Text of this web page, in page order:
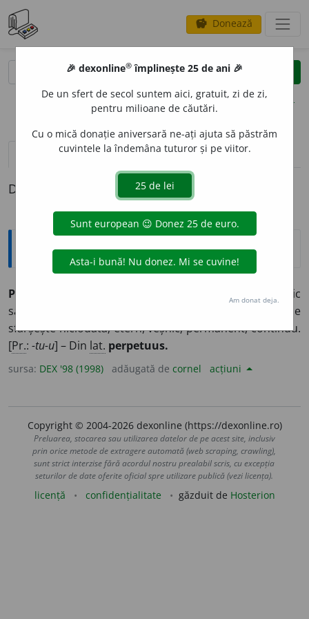
savings Donează
clear
opțiuni
definiții (1) pronunțievolume_up (1)
Definiția cu ID-ul 31538:
Explicative DEX
PERP
Care durează veșnic
sau vreme îndelungată, care nu încetează, nu se
sfârșește niciodată; etern, veșnic; permanent, continuu.
[Pr.: -tu-u] – Din lat. perpetuus.
sursa: DEX '98 (1998) adăugată de cornel acțiuni
Copyright © 2004-2026 dexonline (https://dexonline.ro)
Preluarea, stocarea sau utilizarea datelor de pe acest site, inclusiv
prin orice metode de extragere automată (web scraping, crawling),
sunt strict interzise fără acordul nostru prealabil scris, cu excepția
seturilor de date oferite oficial spre utilizare publică (vezi licența).
licență confidențialitate găzduit de Hosterion
🎉 dexonline® împlinește 25 de ani 🎉
De un sfert de secol suntem aici, gratuit, zi de zi,
pentru milioane de căutări.
Cu o mică donație aniversară ne-ați ajuta să păstrăm
cuvintele la îndemâna tuturor și pe viitor.
Am donat deja.